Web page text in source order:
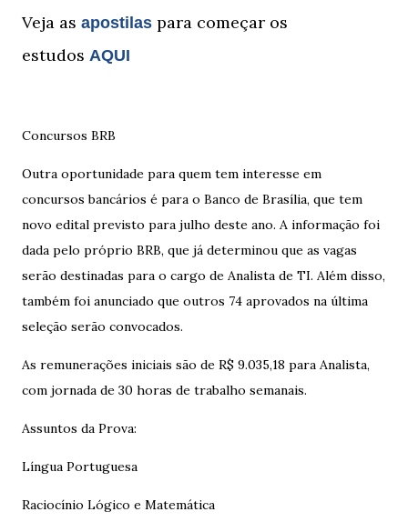
Veja as apostilas para começar os
estudos AQUI
Concursos BRB
Outra oportunidade para quem tem interesse em
concursos bancários é para o Banco de Brasília, que tem
novo edital previsto para julho deste ano. A informação foi
dada pelo próprio BRB, que já determinou que as vagas
serão destinadas para o cargo de Analista de TI. Além disso,
também foi anunciado que outros 74 aprovados na última
seleção serão convocados.
As remunerações iniciais são de R$ 9.035,18 para Analista,
com jornada de 30 horas de trabalho semanais.
Assuntos da Prova:
Língua Portuguesa
Raciocínio Lógico e Matemática